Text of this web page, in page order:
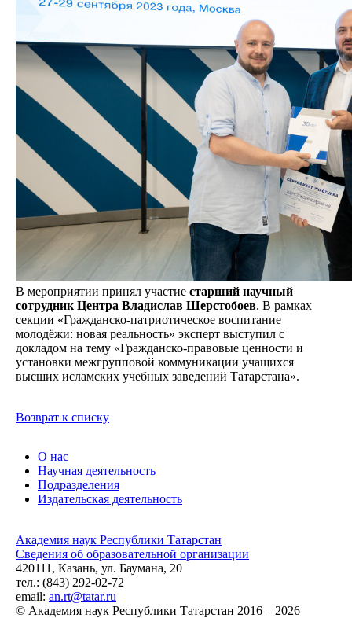
В мероприятии принял участие старший научный
сотрудник Центра Владислав Шерстобоев. В рамках
секции «Гражданско-патриотическое воспитание
молодёжи: новая реальность» эксперт выступил с
докладом на тему «Гражданско-правовые ценности и
установки межгрупповой коммуникации учащихся
высших исламских учебных заведений Татарстана».
Возврат к списку
О нас
Научная деятельность
Подразделения
Издательская деятельность
Академия наук Республики Татарстан
Сведения об образовательной организации
420111, Казань, ул. Баумана, 20
тел.: (843) 292-02-72
email: an.rt@tatar.ru
© Академия наук Республики Татарстан 2016 – 2026